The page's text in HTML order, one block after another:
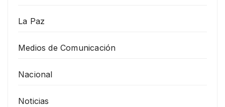
La Paz
Medios de Comunicación
Nacional
Noticias